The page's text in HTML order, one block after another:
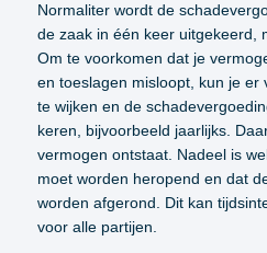
Normaliter wordt de
de zaak in één keer uitgekeerd,
Om te voorkomen dat je
en toeslagen misloopt, kun je er
te wijken en de
keren, bijvoorbeeld jaarlijks.
vermogen ontstaat. Nadeel is
moet worden heropend en dat
worden afgerond. Dit kan
voor alle partijen.